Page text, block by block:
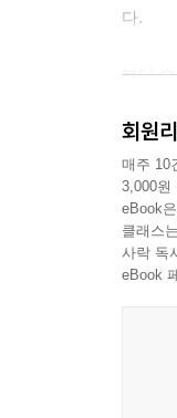
다.
본디
그런데
직장인
나이까
그런
요지
회원
매주 10
3,000원
eBook
클래스
사락 독
eBook